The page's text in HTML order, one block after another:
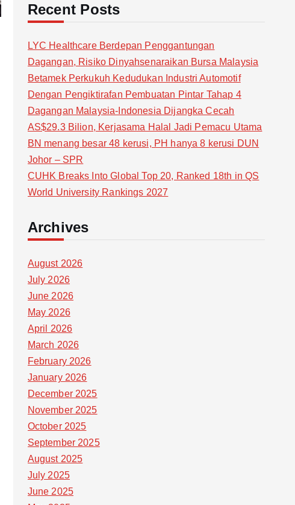
Recent Posts
LYC Healthcare Berdepan Penggantungan
Dagangan, Risiko Dinyahsenaraikan Bursa Malaysia
Betamek Perkukuh Kedudukan Industri Automotif
Dengan Pengiktirafan Pembuatan Pintar Tahap 4
Dagangan Malaysia-Indonesia Dijangka Cecah
AS$29.3 Bilion, Kerjasama Halal Jadi Pemacu Utama
BN menang besar 48 kerusi, PH hanya 8 kerusi DUN
Johor – SPR
CUHK Breaks Into Global Top 20, Ranked 18th in QS
World University Rankings 2027
Archives
August 2026
July 2026
June 2026
May 2026
April 2026
March 2026
February 2026
January 2026
December 2025
November 2025
October 2025
September 2025
August 2025
July 2025
June 2025